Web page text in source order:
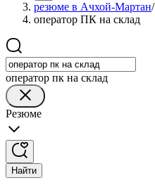
резюме в Ачхой-Мартан/
оператор ПК на склад
оператор пк на склад
Резюме
Найти